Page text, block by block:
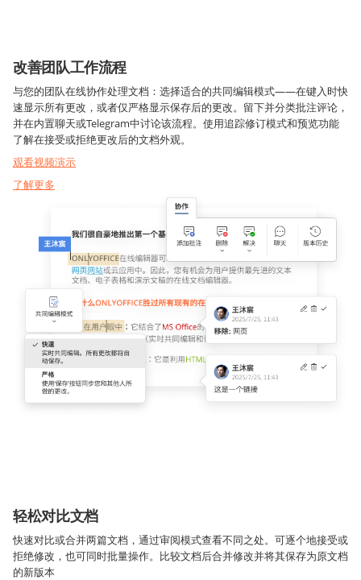
改善团队工作流程
与您的团队在线协作处理文档：选择适合的共同编辑模式——在键入时快
速显示所有更改，或者仅严格显示保存后的更改。留下并分类批注评论，
并在内置聊天或Telegram中讨论该流程。使用追踪修订模式和预览功能
了解在接受或拒绝更改后的文档外观。
观看视频演示
了解更多
轻松对比文档
快速对比或合并两篇文档，通过审阅模式查看不同之处。可逐个地接受或
拒绝修改，也可同时批量操作。比较文档后合并修改并将其保存为原文档
的新版本